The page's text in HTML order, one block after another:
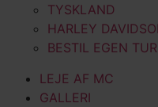
TYSKLAND
HARLEY
BESTIL EGEN TUR
LEJE AF MC
GALLERI